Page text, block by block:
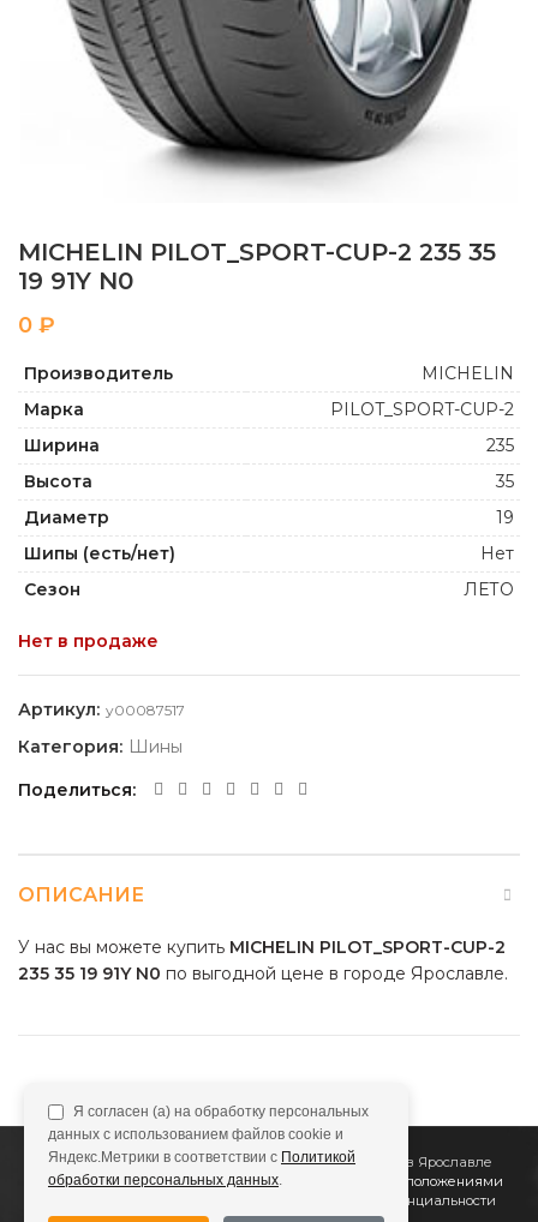
MICHELIN PILOT_SPORT-CUP-2 235 35
19 91Y N0
₽
Производитель
MICHELIN
Марка
PILOT_SPORT-CUP-2
Ширина
235
Высота
35
Диаметр
19
Шипы (есть/нет)
Нет
Сезон
ЛЕТО
Нет в продаже
Артикул: y00087517
Категория: Шины
Поделиться
ОПИСАНИЕ
У нас вы можете купить MICHELIN PILOT_SPORT-CUP-2
235 35 19 91Y N0 по выгодной цене в городе Ярославле.
2011Все Колёса Интернет-магазин шин и дисков в Ярославле
Сайт не является публичной офертой, определяемой положениями
Политике конфиденциальности
Я согласен (а) на обработку персональных
данных с использованием файлов cookie и
Яндекс.Метрики в соответствии с Политикой
обработки персональных данных.